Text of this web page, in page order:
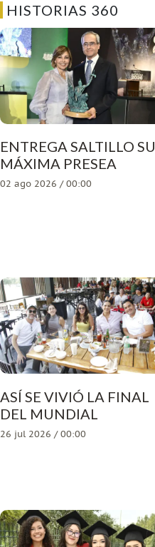
HISTORIAS 360
ENTREGA SALTILLO SU
MÁXIMA PRESEA
02 ago 2026 / 00:00
ASÍ SE VIVIÓ LA FINAL
DEL MUNDIAL
26 jul 2026 / 00:00